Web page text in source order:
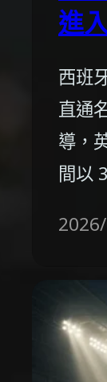
進
西班
直通
導，
間以